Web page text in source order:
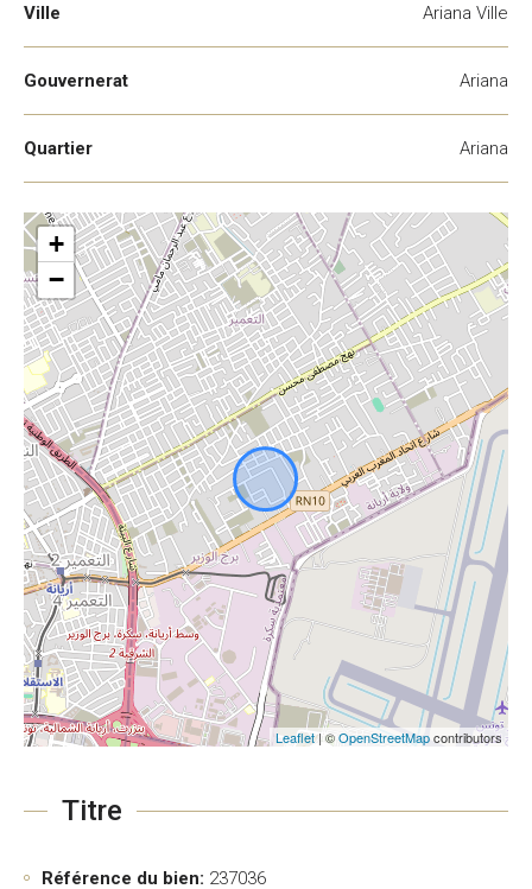
Ville Ariana Ville
Gouvernerat Ariana
Quartier Ariana
+
−
Leaflet| ©OpenStreetMapcontributors
Titre
Référence du bien: 237036